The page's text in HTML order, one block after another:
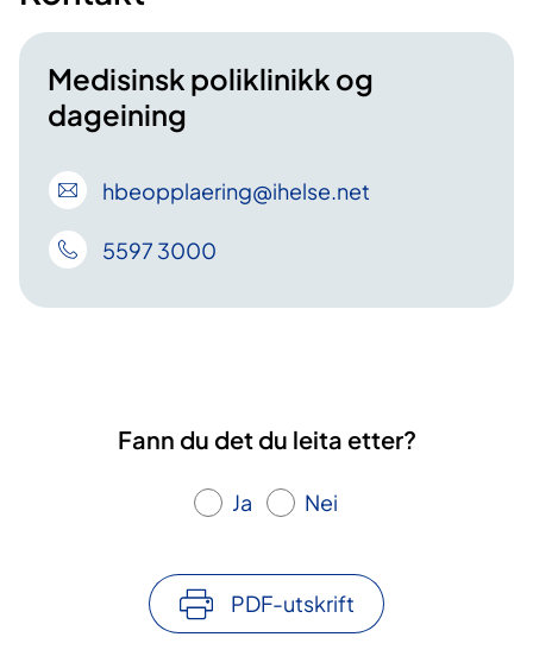
Medisinsk poliklinikk og
dageining
hbeopplaering@ihelse.net
5597 3000
Fann du det du leita etter?
Ja Nei
PDF-utskrift